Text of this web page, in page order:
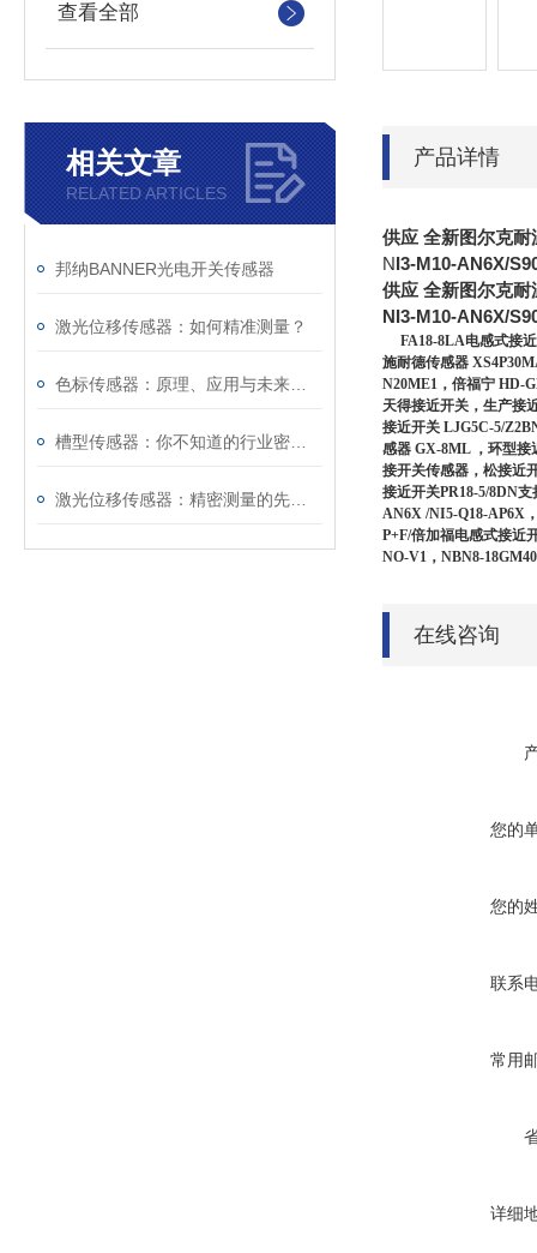
查看全部
相关文章
RELATED ARTICLES
邦纳BANNER光电开关传感器
激光位移传感器：如何精准测量？
产品详情
供应 全新图尔克
NI3-M10-AN6X/
供应 全新图尔克
NI3-M10-AN6X/
FA18-8LA电感式接近
施耐德传感器
N20ME1，倍福宁 HD-
天得接近开关，生产接
接近开关 LJG5C-5/
感器 GX-8ML ，环型接
接开关传感器，松接近
接近开关PR18-5/8DN
AN6X /NI5-Q18-AP6X
P+F/倍加福电感式接近
NO-V1，NBN8-
在线咨询
您的
您的
联系
常用
详细